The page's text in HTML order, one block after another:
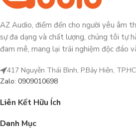
AZ Audio, điểm đến cho người yêu âm
sự đa dạng và chất lượng, chúng tôi tự
đam mê, mang lại trải nghiệm độc đáo
417 Nguyễn Thái Bình, P.Bảy Hiền,
Zalo: 0909010698
Liên Kết Hữu Ích
Danh Mục